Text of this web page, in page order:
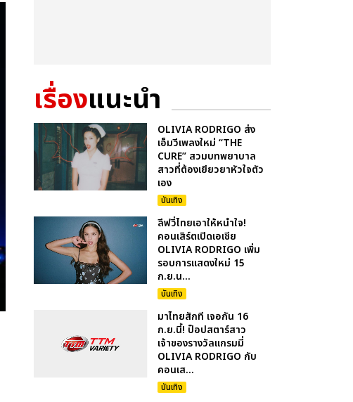
เรื่องแนะนำ
OLIVIA RODRIGO ส่ง
เอ็มวีเพลงใหม่ “THE
CURE” สวมบทพยาบาล
สาวที่ต้องเยียวยาหัวใจตัว
เอง
บันเทิง
ลีฟวี่ไทยเอาให้หนำใจ!
คอนเสิร์ตเปิดเอเชีย
OLIVIA RODRIGO เพิ่ม
รอบการแสดงใหม่ 15
ก.ย.น...
บันเทิง
มาไทยสักที เจอกัน 16
ก.ย.นี้! ป็อปสตาร์สาว
เจ้าของรางวัลแกรมมี่
OLIVIA RODRIGO กับ
คอนเส...
บันเทิง